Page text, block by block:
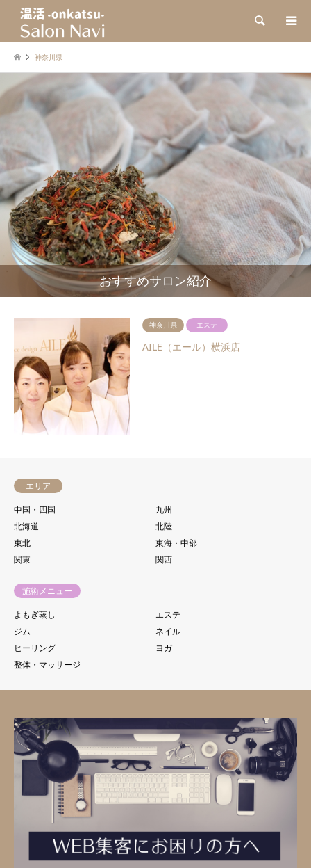
検索
神奈川県
おすすめサロン紹介
神奈川県 エステ
AILE（エール）横浜店
エリア
中国・四国
九州
北海道
北陸
東北
東海・中部
関東
関西
施術メニュー
よもぎ蒸し
エステ
ジム
ネイル
ヒーリング
ヨガ
整体・マッサージ